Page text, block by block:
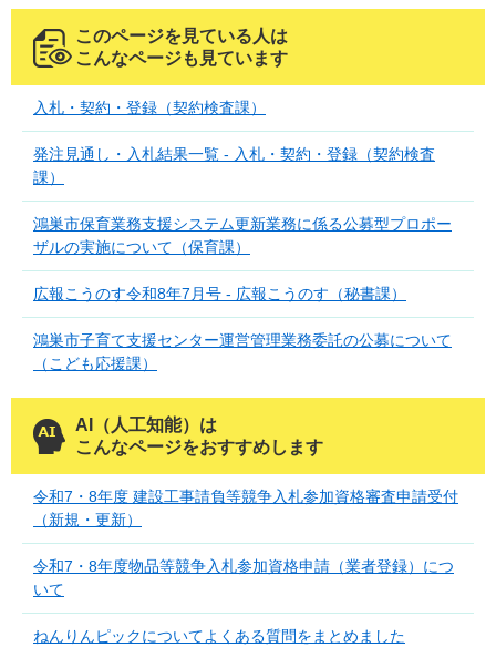
このページを見ている人は
こんなページも見ています
入札・契約・登録（契約検査課）
発注見通し・入札結果一覧 - 入札・契約・登録（契約検査
課）
鴻巣市保育業務支援システム更新業務に係る公募型プロポー
ザルの実施について（保育課）
広報こうのす令和8年7月号 - 広報こうのす（秘書課）
鴻巣市子育て支援センター運営管理業務委託の公募について
（こども応援課）
AI（人工知能）は
こんなページをおすすめします
令和7・8年度 建設工事請負等競争入札参加資格審査申請受付
（新規・更新）
令和7・8年度物品等競争入札参加資格申請（業者登録）につ
いて
ねんりんピックについてよくある質問をまとめました